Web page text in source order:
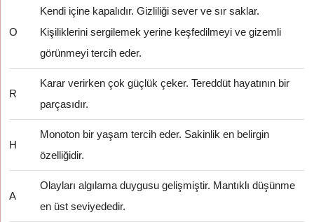
O
Kendi içine kapalıdır. Gizliliği sever ve sır saklar.
Kişiliklerini sergilemek yerine keşfedilmeyi ve gizemli
görünmeyi tercih eder.
R
Karar verirken çok güçlük çeker. Tereddüt hayatının bir
parçasıdır.
H
Monoton bir yaşam tercih eder. Sakinlik en belirgin
özelliğidir.
A
Olayları algılama duygusu gelişmiştir. Mantıklı düşünme
en üst seviyededir.